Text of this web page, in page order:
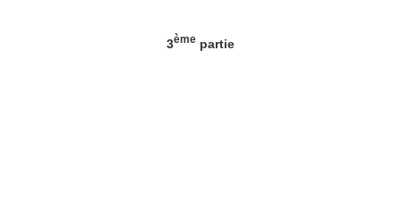
3ème partie